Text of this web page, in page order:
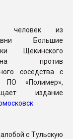
ПЕРЕЙТИ НА
человек из
Большие
Щекинского
против
соседства с
«Полимер»,
издание
с Тульскую